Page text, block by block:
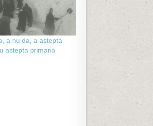
a nu da, a astepta
astepta primaria